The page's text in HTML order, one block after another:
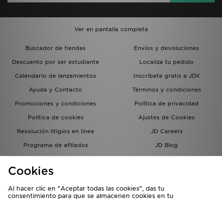
Ver en pantalla completa
Buscador de tiendas
Envíos y devoluciones
Descuento por ser estudiante
Localiza tu pedido
Calendario de lanzamientos
Inscríbete gratis a JDX
Ayuda y Contacto
Términos y condiciones
Promociones y condiciones
Política de privacidad
Política de cookies
Ajustes de Cookies
Resolución litigios en línea
JD Careers
Programa de afiliados
JD Blog
del grupo JD - Whistleblowing
Cookies
Al hacer clic en "Aceptar todas las cookies", das tu
consentimiento para que se almacenen cookies en tu